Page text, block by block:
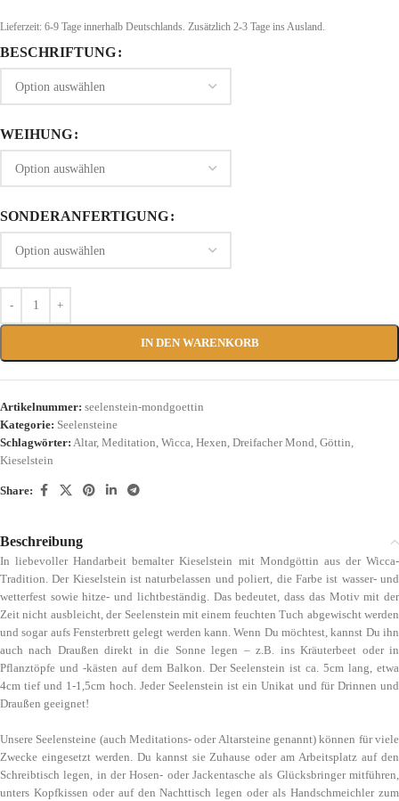
Lieferzeit: 6-9 Tage innerhalb Deutschlands. Zusätzlich 2-3 Tage ins Ausland.
BESCHRIFTUNG
WEIHUNG
SONDERANFERTIGUNG
IN DEN WARENKORB
Artikelnummer: seelenstein-mondgoettin
Kategorie: Seelensteine
Schlagwörter: Altar, Meditation, Wicca, Hexen, Dreifacher Mond, Göttin,
Kieselstein
Share:
Beschreibung
In liebevoller Handarbeit bemalter Kieselstein mit Mondgöttin aus der Wicca-
Tradition. Der Kieselstein ist naturbelassen und poliert, die Farbe ist wasser- und
wetterfest sowie hitze- und lichtbeständig. Das bedeutet, dass das Motiv mit der
Zeit nicht ausbleicht, der Seelenstein mit einem feuchten Tuch abgewischt werden
und sogar aufs Fensterbrett gelegt werden kann. Wenn Du möchtest, kannst Du ihn
auch nach Draußen direkt in die Sonne legen – z.B. ins Kräuterbeet oder in
Pflanztöpfe und -kästen auf dem Balkon. Der Seelenstein ist ca. 5cm lang, etwa
4cm tief und 1-1,5cm hoch. Jeder Seelenstein ist ein Unikat und für Drinnen und
Draußen geeignet!
Unsere Seelensteine (auch Meditations- oder Altarsteine genannt) können für viele
Zwecke eingesetzt werden. Du kannst sie Zuhause oder am Arbeitsplatz auf den
Schreibtisch legen, in der Hosen- oder Jackentasche als Glücksbringer mitführen,
unters Kopfkissen oder auf den Nachttisch legen oder als Handschmeichler zum